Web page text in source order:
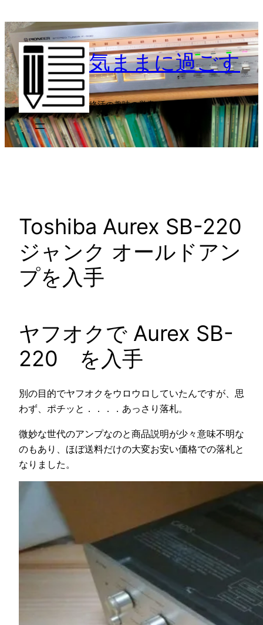
容
を
ス
キ
ッ
プ
気ままに過ごす
終活の趣味の覚書
Toshiba Aurex SB-220
ジャンク オールドアン
プを入手
ヤフオクで Aurex SB-
220 を入手
別の目的でヤフオクをウロウロしていたんですが、思
わず、ポチッと．．．．あっさり落札。
微妙な世代のアンプなのと商品説明が少々意味不明な
のもあり、ほぼ送料だけの大変お安い価格での落札と
なりました。